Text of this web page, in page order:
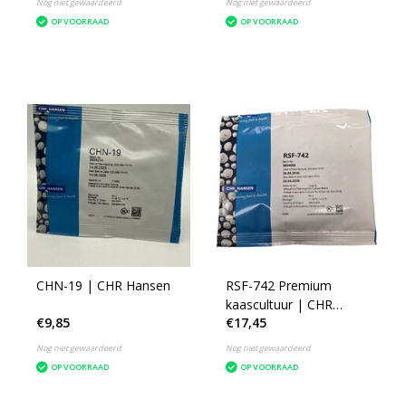
OP VOORRAAD
OP VOORRAAD
CHN-19 | CHR Hansen
€9,85
Nog niet gewaardeerd
OP VOORRAAD
RSF-742 Premium
kaascultuur | CHR
Hansen
€17,45
Nog niet gewaardeerd
OP VOORRAAD